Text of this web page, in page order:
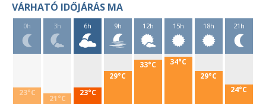
VÁRHATÓ IDŐJÁRÁS MA
0h
23°C
3h
21°C
6h
23°C
9h
29°C
12h
33°C
15h
34°C
18h
29°C
21h
24°C